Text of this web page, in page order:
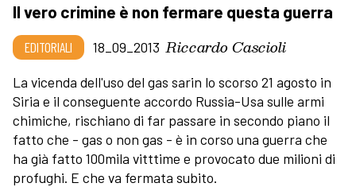
Il vero crimine è non fermare questa guerra
EDITORIALI 18_09_2013 Riccardo Cascioli
La vicenda dell'uso del gas sarin lo scorso 21 agosto in
Siria e il conseguente accordo Russia-Usa sulle armi
chimiche, rischiano di far passare in secondo piano il
fatto che - gas o non gas - è in corso una guerra che
ha già fatto 100mila vitttime e provocato due milioni di
profughi. E che va fermata subito.